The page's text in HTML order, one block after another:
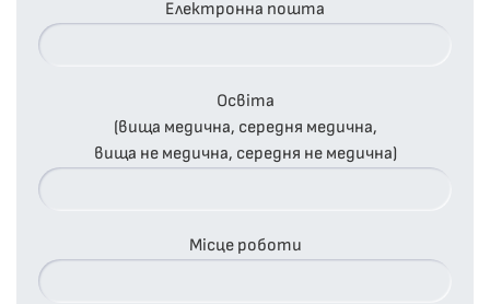
Електронна пошта
Освіта
(вища медична, середня медична,
вища не медична, середня не медична)
Місце роботи